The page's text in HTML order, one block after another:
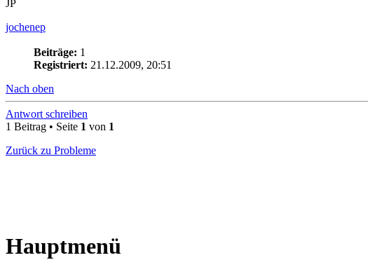
JP
jochenep
Beiträge: 1
Registriert: 21.12.2009, 20:51
Nach oben
Antwort schreiben
1 Beitrag • Seite 1 von 1
Zurück zu Probleme
Hauptmenü